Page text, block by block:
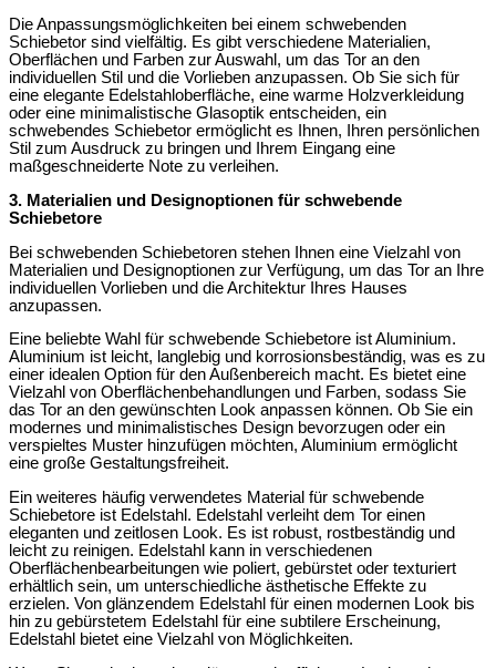
Die Anpassungsmöglichkeiten bei einem schwebenden
Schiebetor sind vielfältig. Es gibt verschiedene Materialien,
Oberflächen und Farben zur Auswahl, um das Tor an den
individuellen Stil und die Vorlieben anzupassen. Ob Sie sich für
eine elegante Edelstahloberfläche, eine warme Holzverkleidung
oder eine minimalistische Glasoptik entscheiden, ein
schwebendes Schiebetor ermöglicht es Ihnen, Ihren persönlichen
Stil zum Ausdruck zu bringen und Ihrem Eingang eine
maßgeschneiderte Note zu verleihen.
3. Materialien und Designoptionen für schwebende
Schiebetore
Bei schwebenden Schiebetoren stehen Ihnen eine Vielzahl von
Materialien und Designoptionen zur Verfügung, um das Tor an Ihre
individuellen Vorlieben und die Architektur Ihres Hauses
anzupassen.
Eine beliebte Wahl für schwebende Schiebetore ist Aluminium.
Aluminium ist leicht, langlebig und korrosionsbeständig, was es zu
einer idealen Option für den Außenbereich macht. Es bietet eine
Vielzahl von Oberflächenbehandlungen und Farben, sodass Sie
das Tor an den gewünschten Look anpassen können. Ob Sie ein
modernes und minimalistisches Design bevorzugen oder ein
verspieltes Muster hinzufügen möchten, Aluminium ermöglicht
eine große Gestaltungsfreiheit.
Ein weiteres häufig verwendetes Material für schwebende
Schiebetore ist Edelstahl. Edelstahl verleiht dem Tor einen
eleganten und zeitlosen Look. Es ist robust, rostbeständig und
leicht zu reinigen. Edelstahl kann in verschiedenen
Oberflächenbearbeitungen wie poliert, gebürstet oder texturiert
erhältlich sein, um unterschiedliche ästhetische Effekte zu
erzielen. Von glänzendem Edelstahl für einen modernen Look bis
hin zu gebürstetem Edelstahl für eine subtilere Erscheinung,
Edelstahl bietet eine Vielzahl von Möglichkeiten.